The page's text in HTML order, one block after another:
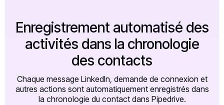
Enregistrement automatisé des
activités dans la chronologie
des contacts
Chaque message LinkedIn, demande de connexion et
autres actions sont automatiquement enregistrés dans
la chronologie du contact dans Pipedrive.